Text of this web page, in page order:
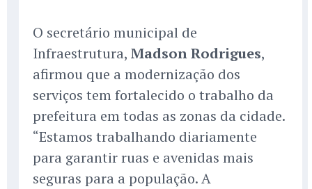
O secretário municipal de
Infraestrutura, Madson Rodrigues,
afirmou que a modernização dos
serviços tem fortalecido o trabalho da
prefeitura em todas as zonas da cidade.
“Estamos trabalhando diariamente
para garantir ruas e avenidas mais
seguras para a população. A